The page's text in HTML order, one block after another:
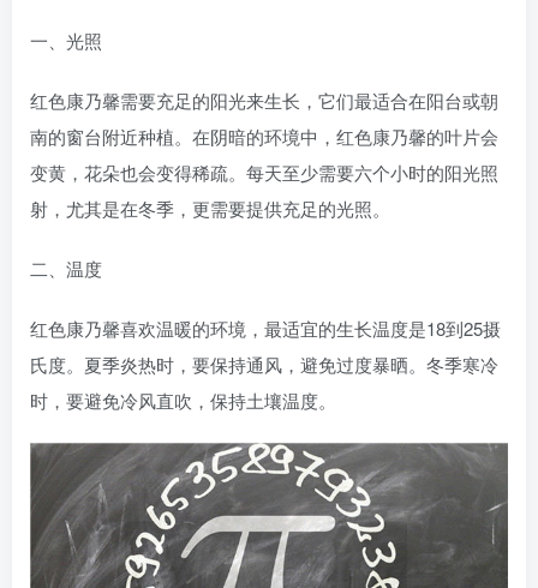
一、光照
红色康乃馨需要充足的阳光来生长，它们最适合在阳台或朝
南的窗台附近种植。在阴暗的环境中，红色康乃馨的叶片会
变黄，花朵也会变得稀疏。每天至少需要六个小时的阳光照
射，尤其是在冬季，更需要提供充足的光照。
二、温度
红色康乃馨喜欢温暖的环境，最适宜的生长温度是18到25摄
氏度。夏季炎热时，要保持通风，避免过度暴晒。冬季寒冷
时，要避免冷风直吹，保持土壤温度。